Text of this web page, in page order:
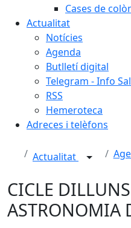
Cases de
Actualitat
Notícies
Agenda
Butlletí digital
Telegram - Info
RSS
Hemeroteca
Adreces i telèfons
Actualitat
CICLE
ASTRONOMIA